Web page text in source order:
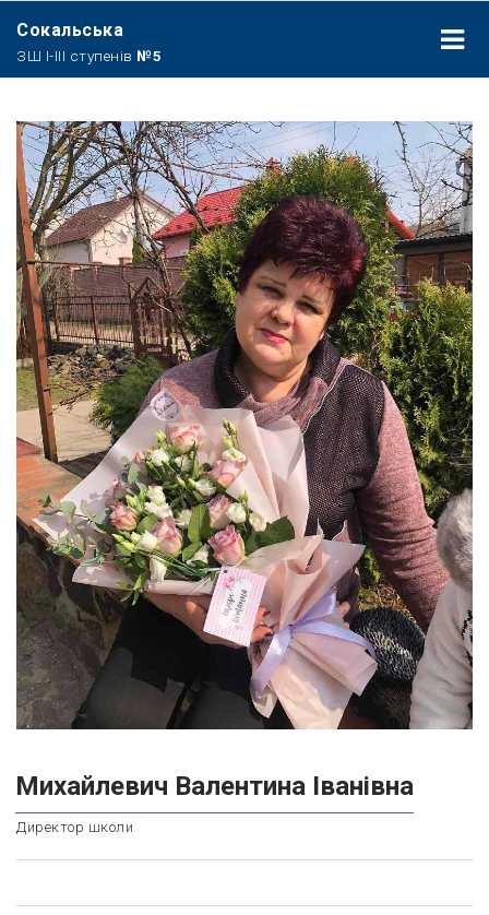
Сокальська
ЗШ І-ІІІ ступенів №5
Михайлевич Валентина Іванівна
Директор школи